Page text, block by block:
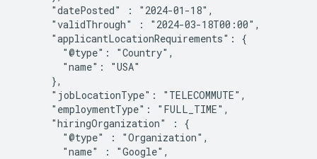
      "datePosted" : "2024-01-18",
      "validThrough" : "2024-03-18T00:00",
      "applicantLocationRequirements": {
        "@type": "Country",
        "name": "USA"
      },
      "jobLocationType": "TELECOMMUTE",
      "employmentType": "FULL_TIME",
      "hiringOrganization" : {
        "@type" : "Organization",
        "name" : "Google",